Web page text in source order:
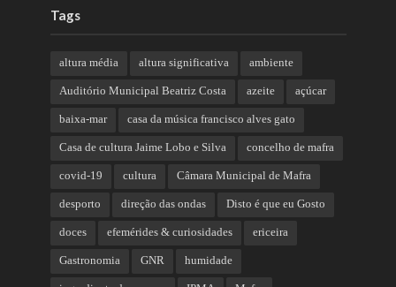
Tags
altura média altura significativa ambiente
Auditório Municipal Beatriz Costa azeite açúcar
baixa-mar casa da música francisco alves gato
Casa de cultura Jaime Lobo e Silva concelho de mafra
covid-19 cultura Câmara Municipal de Mafra
desporto direção das ondas Disto é que eu Gosto
doces efemérides & curiosidades ericeira
Gastronomia GNR humidade